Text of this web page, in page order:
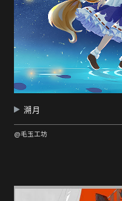
溯月
@毛玉工坊